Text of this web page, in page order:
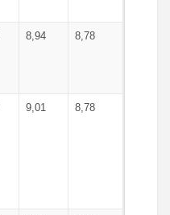
8,94 8,78
9,01 8,78